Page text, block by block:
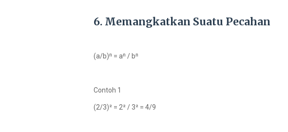
6. Memangkatkan Suatu Pecahan
(a/b)ⁿ = aⁿ / bⁿ
Contoh 1
(2/3)² = 2² / 3² = 4/9